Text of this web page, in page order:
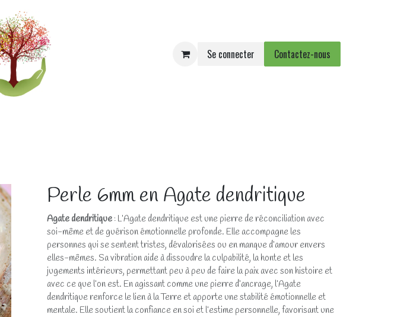
Se connecter Contactez-nous
Perle 6mm en Agate dendritique
Agate dendritique : L’Agate dendritique est une pierre de réconciliation avec
soi-même et de guérison émotionnelle profonde. Elle accompagne les
personnes qui se sentent tristes, dévalorisées ou en manque d’amour envers
elles-mêmes. Sa vibration aide à dissoudre la culpabilité, la honte et les
jugements intérieurs, permettant peu à peu de faire la paix avec son histoire et
avec ce que l’on est. En agissant comme une pierre d’ancrage, l’Agate
dendritique renforce le lien à la Terre et apporte une stabilité émotionnelle et
mentale. Elle soutient la confiance en soi et l’estime personnelle, favorisant une